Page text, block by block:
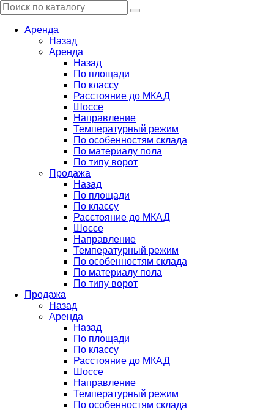
Аренда
Назад
Аренда
Назад
По площади
По классу
Расстояние до МКАД
Шоссе
Направление
Температурный режим
По особенностям склада
По материалу пола
По типу ворот
Продажа
Назад
По площади
По классу
Расстояние до МКАД
Шоссе
Направление
Температурный режим
По особенностям склада
По материалу пола
По типу ворот
Продажа
Назад
Аренда
Назад
По площади
По классу
Расстояние до МКАД
Шоссе
Направление
Температурный режим
По особенностям склада